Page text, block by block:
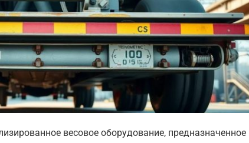
весовое оборудование, предназначенное